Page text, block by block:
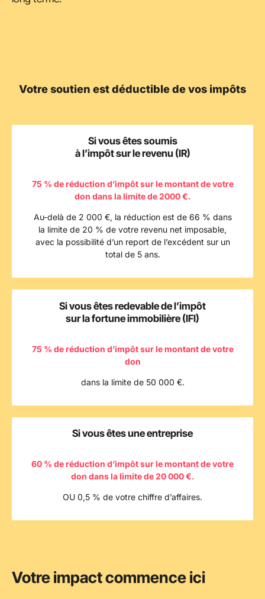
Votre soutien est déductible de vos impôts
Si vous êtes soumis
à l’impôt sur le revenu (IR)
75 % de réduction d’impôt sur le montant de votre
don dans la limite de 2000 €.
Au-delà de 2 000 €, la réduction est de 66 % dans
la limite de 20 % de votre revenu net imposable,
avec la possibilité d’un report de l’excédent sur un
total de 5 ans.
Si vous êtes redevable de l’impôt
sur la fortune immobilière (IFI)
75 % de réduction d’impôt sur le montant de votre
don
dans la limite de 50 000 €.
Si vous êtes une entreprise
60 % de réduction d’impôt sur le montant de votre
don dans la limite de 20 000 €.
OU 0,5 % de votre chiffre d’affaires.
Votre impact commence ici